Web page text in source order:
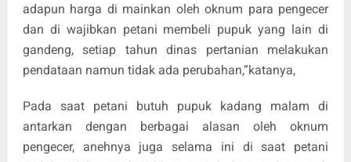
adapun harga di mainkan oleh oknum para pengecer
dan di wajibkan petani membeli pupuk yang lain di
gandeng, setiap tahun dinas pertanian melakukan
pendataan namun tidak ada perubahan,”katanya,
Pada saat petani butuh pupuk kadang malam di
antarkan dengan berbagai alasan oleh oknum
pengecer, anehnya juga selama ini di saat petani